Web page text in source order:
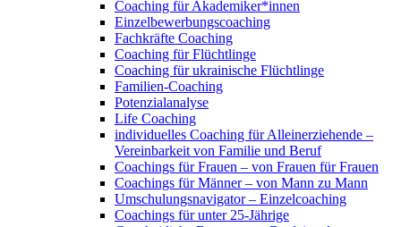
Coaching für Akademiker*innen
Einzelbewerbungscoaching
Fachkräfte Coaching
Coaching für Flüchtlinge
Coaching für ukrainische Flüchtlinge
Familien-Coaching
Potenzialanalyse
Life Coaching
individuelles Coaching für Alleinerziehende –
Vereinbarkeit von Familie und Beruf
Coachings für Frauen – von Frauen für Frauen
Coachings für Männer – von Mann zu Mann
Umschulungsnavigator – Einzelcoaching
Coachings für unter 25-Jährige